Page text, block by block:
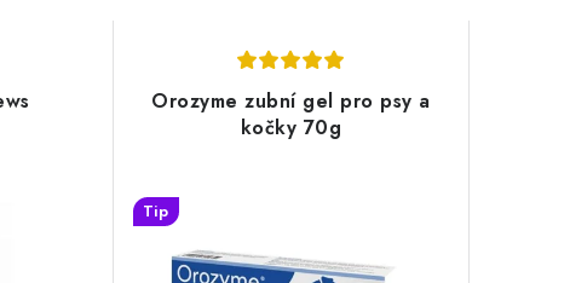
Orozyme zubní gel pro psy a
kočky 70g
Tip